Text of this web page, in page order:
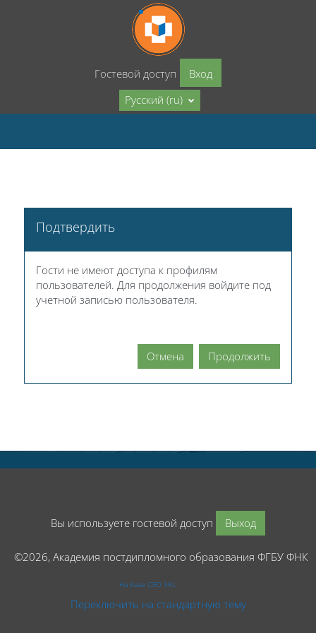
Перейти к основному содержанию
Гостевой доступ
Вход
Русский ‎(ru)‎
Подтвердить
Гости не имеют доступа к профилям
пользователей. Для продолжения войдите под
учетной записью пользователя.
Отмена Продолжить
Вы используете гостевой доступ Выход
©2026, Академия постдипломного образования ФГБУ
На базе СЭО 3KL
Переключить на стандартную тему